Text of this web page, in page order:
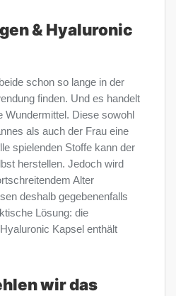
& Hyaluronic
schon so lange in der
finden. Und es handelt
Diese sowohl
als auch der Frau eine
spielenden Stoffe kann der
herstellen. Jedoch wird
Alter
deshalb gegebenenfalls
Lösung: die
Kapsel enthält
wir das